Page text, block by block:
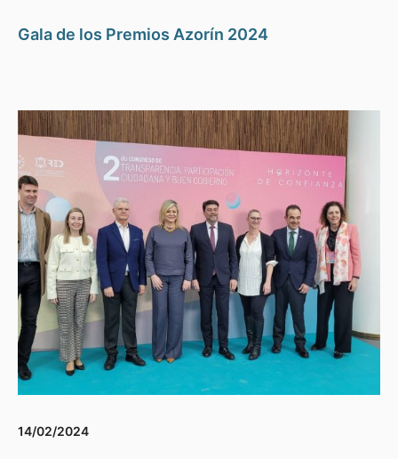
Gala de los Premios Azorín 2024
14/02/2024